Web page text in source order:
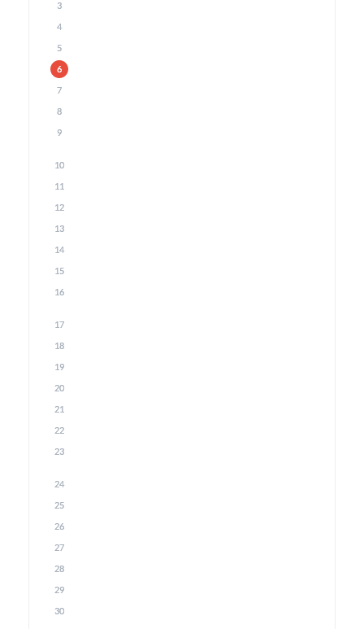
3
4
5
6
7
8
9
10
11
12
13
14
15
16
17
18
19
20
21
22
23
24
25
26
27
28
29
30